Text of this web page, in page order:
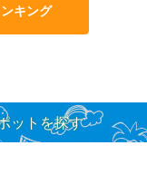
キング
ットを探す